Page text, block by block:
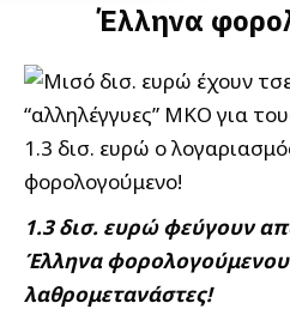
Έλληνα
1.3 δισ. ευρώ φεύγουν
Έλληνα φορολογούμενου
λαθρομετανάστες!